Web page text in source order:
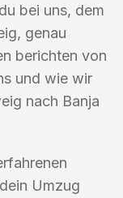
bei uns, dem
genau
berichten von
und wie wir
nach Banja
Umzug